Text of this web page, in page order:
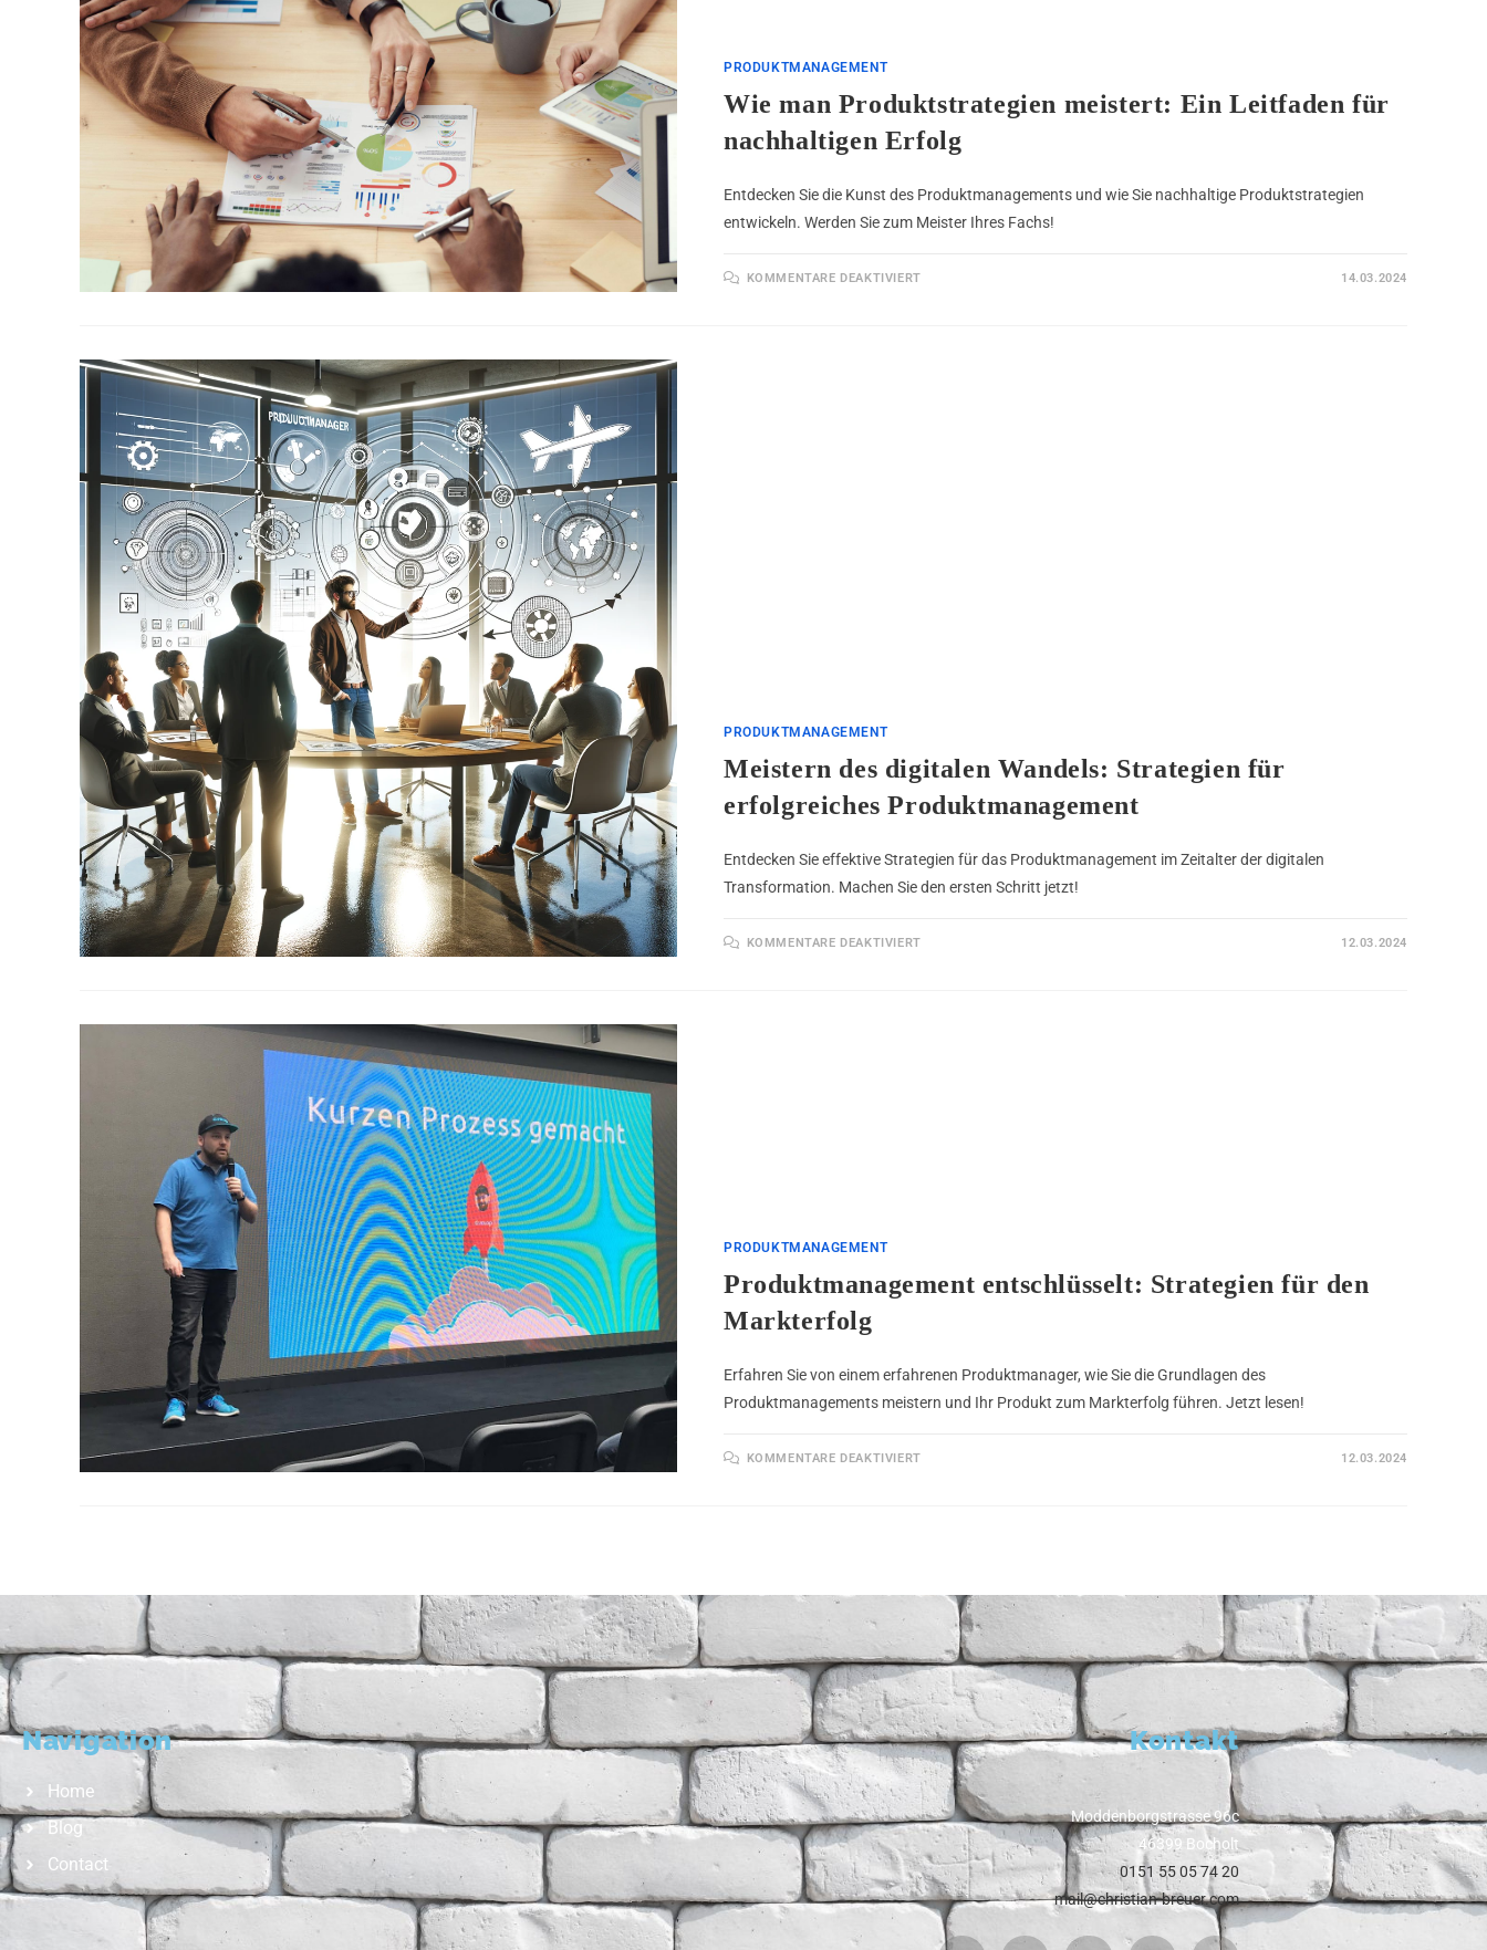
PRODUKTMANAGEMENT
Wie man Produktstrategien meistert: Ein Leitfaden für
nachhaltigen Erfolg
Entdecken Sie die Kunst des Produktmanagements und wie Sie nachhaltige Produktstrategien
entwickeln. Werden Sie zum Meister Ihres Fachs!
KOMMENTARE DEAKTIVIERT 14.03.2024
PRODUKTMANAGEMENT
Meistern des digitalen Wandels: Strategien für
erfolgreiches Produktmanagement
Entdecken Sie effektive Strategien für das Produktmanagement im Zeitalter der digitalen
Transformation. Machen Sie den ersten Schritt jetzt!
KOMMENTARE DEAKTIVIERT 12.03.2024
PRODUKTMANAGEMENT
Produktmanagement entschlüsselt: Strategien für den
Markterfolg
Erfahren Sie von einem erfahrenen Produktmanager, wie Sie die Grundlagen des
Produktmanagements meistern und Ihr Produkt zum Markterfolg führen. Jetzt lesen!
KOMMENTARE DEAKTIVIERT 12.03.2024
Navigation
Home
Blog
Contact
Kontakt
Moddenborgstrasse 96c
46399 Bocholt
0151 55 05 74 20
mail@christian-breuer.com